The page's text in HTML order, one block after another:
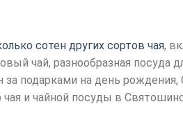
сотен других сортов чая,
чай, разнообразная посуда
подарками на день рождения,
и чайной посуды в